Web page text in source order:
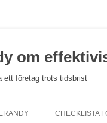
om
ett företag trots tidsbrist
CHECKLISTA